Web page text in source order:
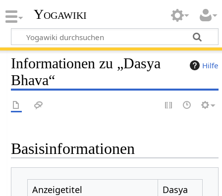
Yogawiki
Hilfe
Informationen zu „Dasya
Bhava“
Basisinformationen
Anzeigetitel
Dasya